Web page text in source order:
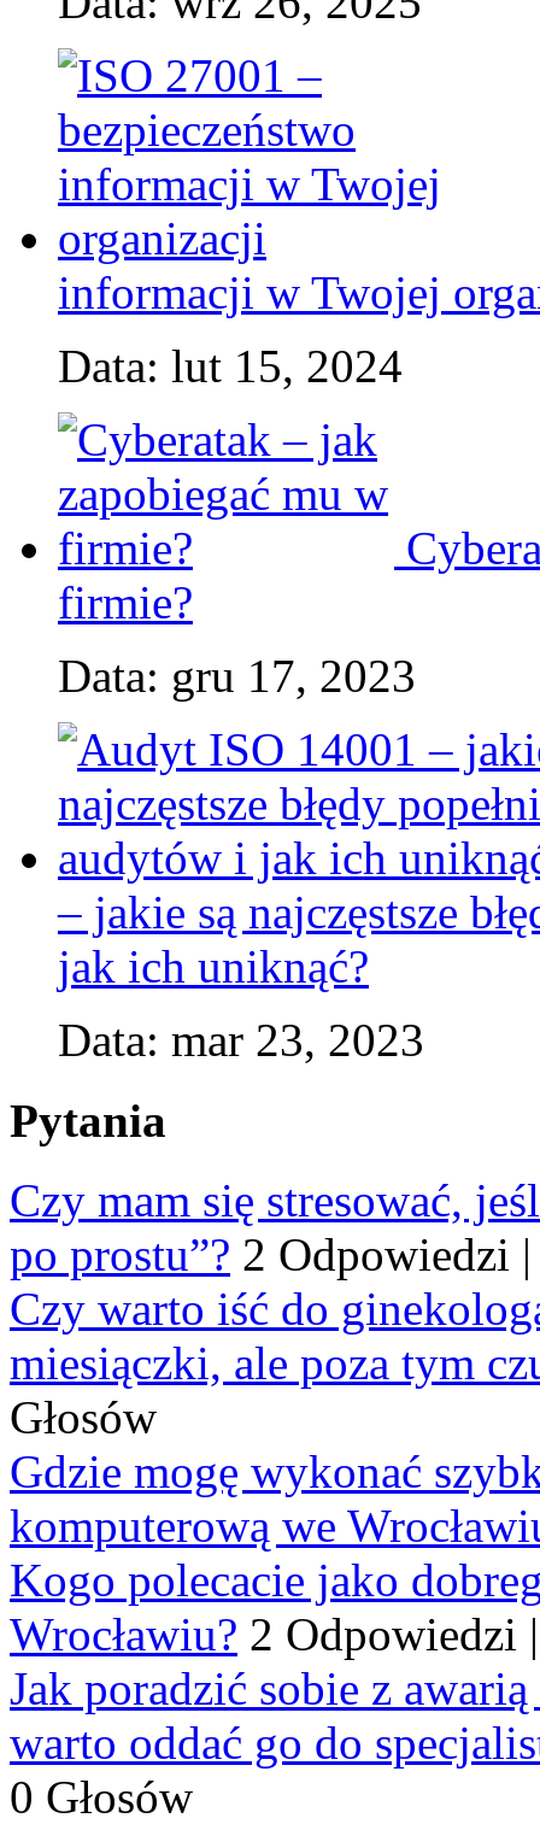
informacji w Twojej
Data: lut 15, 2024
firmie?
Data: gru 17, 2023
– jakie są najczęstsze
jak ich uniknąć?
Data: mar 23, 2023
Pytania
Czy mam się stresować,
po prostu”? 2 Odpowiedzi
Czy warto iść do
miesiączki, ale poza tym
Głosów
Gdzie mogę wykonać
komputerową we
Kogo polecacie jako
Wrocławiu? 2 Odpowiedzi
Jak poradzić sobie z
warto oddać go do
0 Głosów